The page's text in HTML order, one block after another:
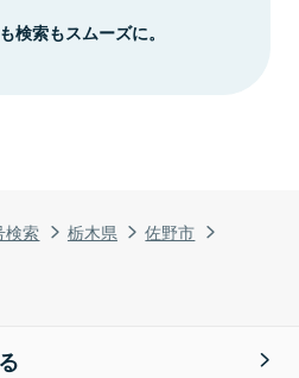
検索 栃木県
佐野市
検索もスムーズに。